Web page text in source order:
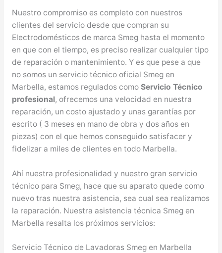
Nuestro compromiso es completo con nuestros
clientes del servicio desde que compran su
Electrodomésticos de marca Smeg hasta el momento
en que con el tiempo, es preciso realizar cualquier tipo
de reparación o mantenimiento. Y es que pese a que
no somos un servicio técnico oficial Smeg en
Marbella, estamos regulados como Servicio Técnico
profesional, ofrecemos una velocidad en nuestra
reparación, un costo ajustado y unas garantías por
escrito ( 3 meses en mano de obra y dos años en
piezas) con el que hemos conseguido satisfacer y
fidelizar a miles de clientes en todo Marbella.
Ahí nuestra profesionalidad y nuestro gran servicio
técnico para Smeg, hace que su aparato quede como
nuevo tras nuestra asistencia, sea cual sea realizamos
la reparación. Nuestra asistencia técnica Smeg en
Marbella resalta los próximos servicios:
Servicio Técnico de Lavadoras Smeg en Marbella